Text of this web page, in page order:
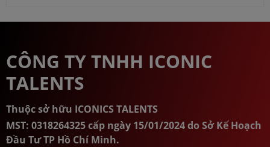
CÔNG TY TNHH ICONIC
TALENTS
Thuộc sở hữu ICONICS TALENTS
MST: 0318264325 cấp ngày 15/01/2024 do Sở Kế Hoạch
Đầu Tư TP Hồ Chí Minh.